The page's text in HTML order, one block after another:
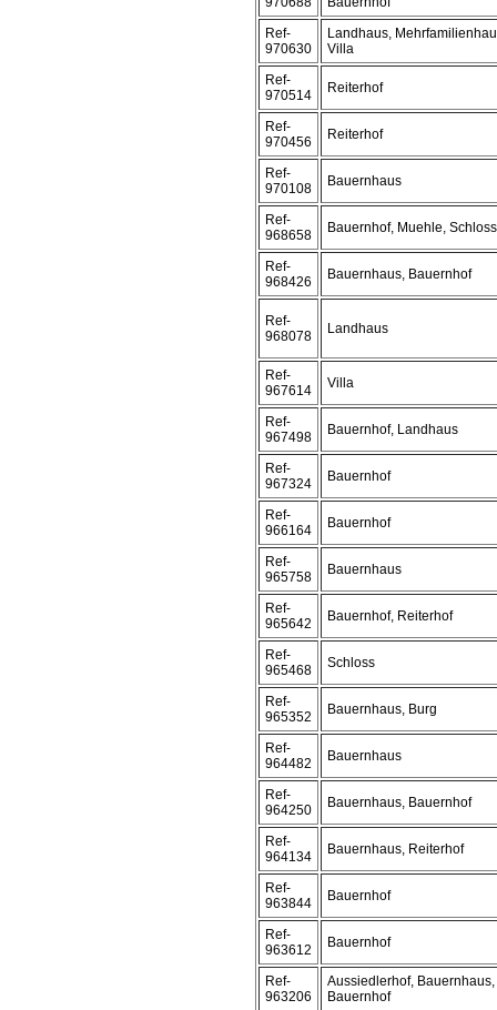
Ref-
970630
Landhaus,
Villa
Ref-
970514
Reiterhof
Ref-
970456
Reiterhof
Ref-
970108
Bauernhaus
Ref-
968658
Bauernhof, Muehle, Schloss
Ref-
968426
Bauernhaus, Bauernhof
Ref-
968078
Landhaus
Ref-
967614
Villa
Ref-
967498
Bauernhof, Landhaus
Ref-
967324
Bauernhof
Ref-
966164
Bauernhof
Ref-
965758
Bauernhaus
Ref-
965642
Bauernhof, Reiterhof
Ref-
965468
Schloss
Ref-
965352
Bauernhaus, Burg
Ref-
964482
Bauernhaus
Ref-
964250
Bauernhaus, Bauernhof
Ref-
964134
Bauernhaus, Reiterhof
Ref-
963844
Bauernhof
Ref-
963612
Bauernhof
Ref-
963206
Aussiedlerhof, Bauernhaus,
Bauernhof